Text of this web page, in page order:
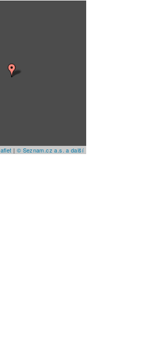
| © Seznam.cz a.s. a další